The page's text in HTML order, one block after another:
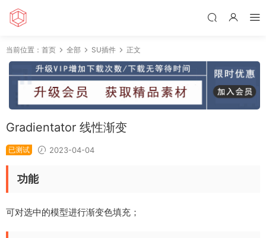
当前位置： 首页 全部 SU插件 正文
Gradientator 线性渐变
已测试 2023-04-04
功能
可对选中的模型进行渐变色填充；